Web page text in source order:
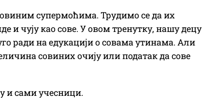
супермоћима. Трудимо се да их
и чују као сове. У овом тренутку, нашу децу
ради на едукацији о совама утинама. Али
совиних очију или податак да сове
и сами учесници.